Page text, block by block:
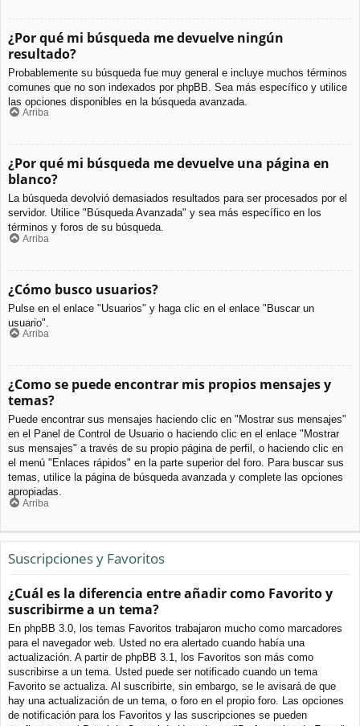
¿Por qué mi búsqueda me devuelve ningún
resultado?
Probablemente su búsqueda fue muy general e incluye muchos términos
comunes que no son indexados por phpBB. Sea más específico y utilice
las opciones disponibles en la búsqueda avanzada.
Arriba
¿Por qué mi búsqueda me devuelve una página en
blanco?
La búsqueda devolvió demasiados resultados para ser procesados por el
servidor. Utilice "Búsqueda Avanzada" y sea más específico en los
términos y foros de su búsqueda.
Arriba
¿Cómo busco usuarios?
Pulse en el enlace "Usuarios" y haga clic en el enlace "Buscar un
usuario".
Arriba
¿Como se puede encontrar mis propios mensajes y
temas?
Puede encontrar sus mensajes haciendo clic en "Mostrar sus mensajes"
en el Panel de Control de Usuario o haciendo clic en el enlace "Mostrar
sus mensajes" a través de su propio página de perfil, o haciendo clic en
el menú "Enlaces rápidos" en la parte superior del foro. Para buscar sus
temas, utilice la página de búsqueda avanzada y complete las opciones
apropiadas.
Arriba
Suscripciones y Favoritos
¿Cuál es la diferencia entre añadir como Favorito y
suscribirme a un tema?
En phpBB 3.0, los temas Favoritos trabajaron mucho como marcadores
para el navegador web. Usted no era alertado cuando había una
actualización. A partir de phpBB 3.1, los Favoritos son más como
suscribirse a un tema. Usted puede ser notificado cuando un tema
Favorito se actualiza. Al suscribirte, sin embargo, se le avisará de que
hay una actualización de un tema, o foro en el propio foro. Las opciones
de notificación para los Favoritos y las suscripciones se pueden